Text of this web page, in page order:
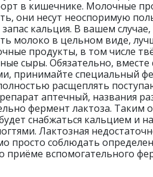
в кишечнике. Молочные
они несут неоспоримую
кальция. В вашем случае,
молоко в цельном виде,
продукты, в том числе
сыры. Обязательно,
принимайте специальный
расщеплять
аптечный, названия
фермент лактоза. Таким
снабжаться кальцием и
Лактозная
просто соблюдать
приёме вспомогательного